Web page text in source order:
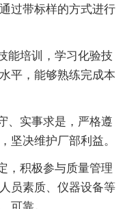
过带标样的方式进行
能培训，学习化验技
平，能够熟练完成本
、实事求是，严格遵
坚决维护厂部利益。
，积极参与质量管理
员素质、仪器设备等